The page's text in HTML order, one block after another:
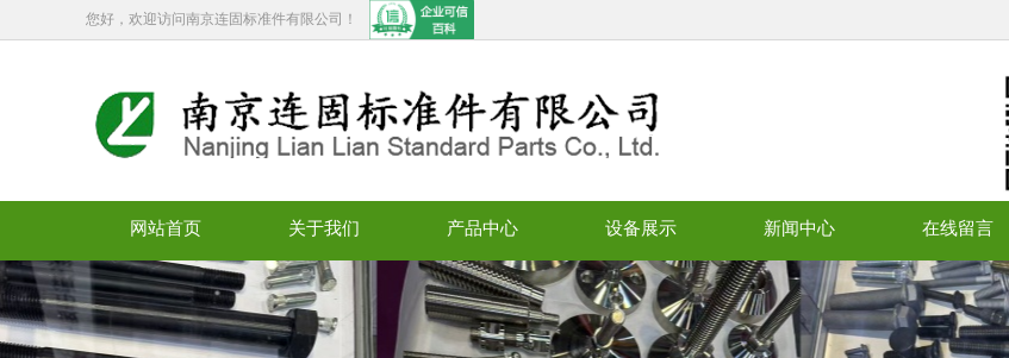
您好，欢迎访问南京连固标准件有限公司！
网站首页 关于我们 产品中心 设备展示 新闻中心 在线留言